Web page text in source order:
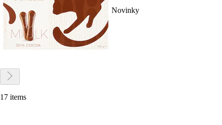
Novinky
17 items